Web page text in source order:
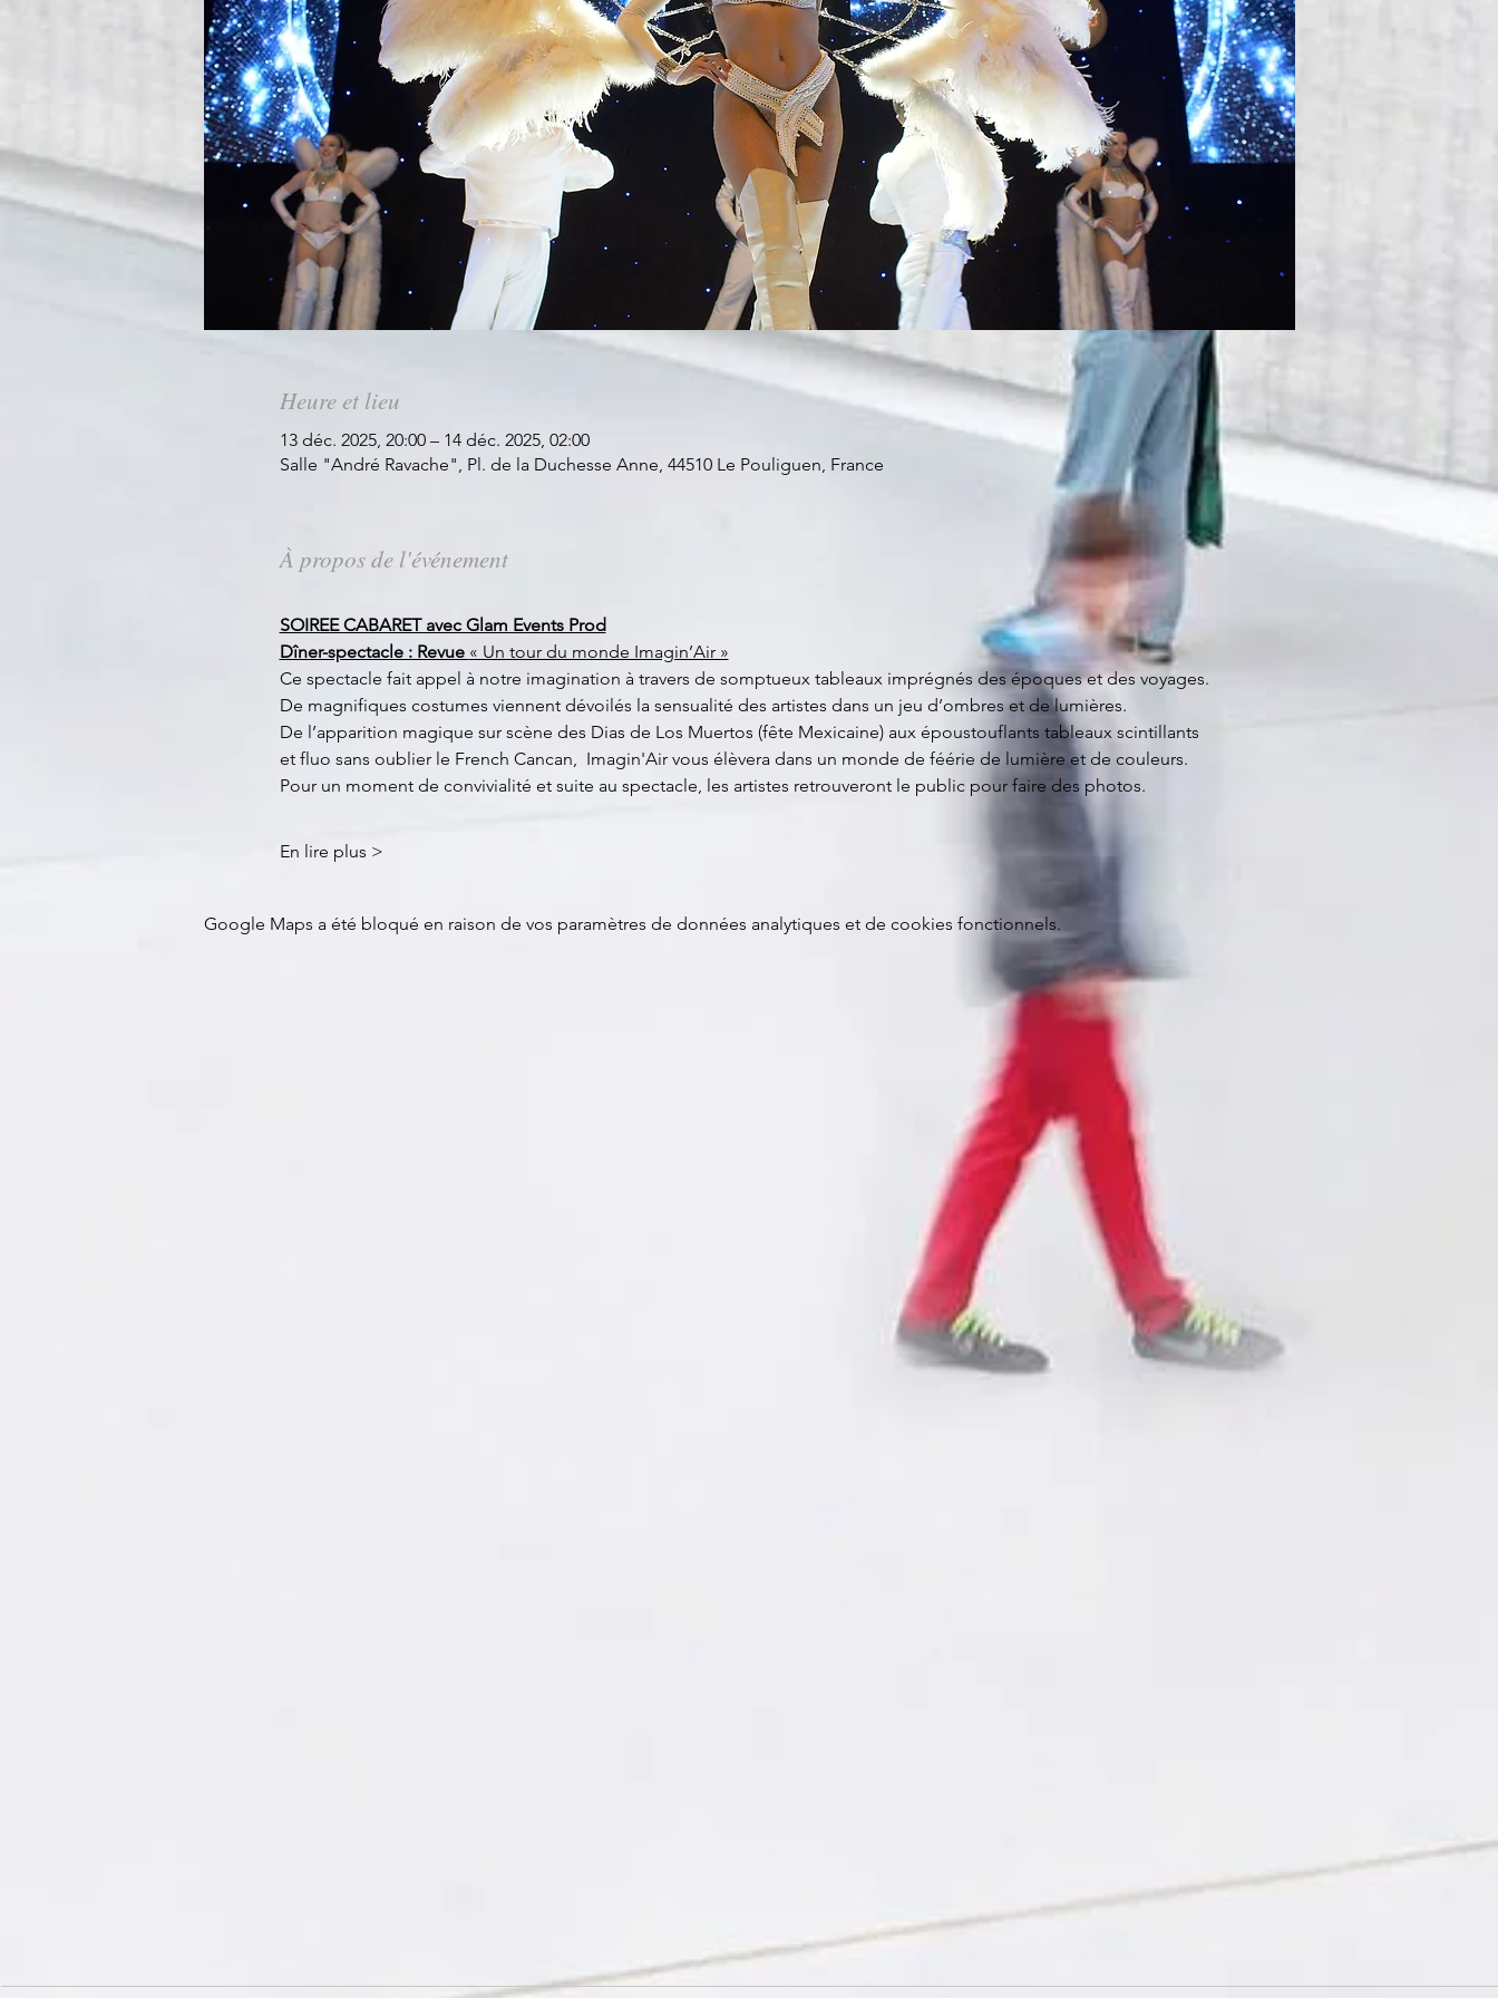
Heure et lieu
13 déc. 2025, 20:00 – 14 déc. 2025, 02:00
Salle "André Ravache", Pl. de la Duchesse Anne, 44510 Le Pouliguen, France
À propos de l'événement
SOIREE CABARET avec Glam Events Prod
Dîner-spectacle : Revue « Un tour du monde Imagin’Air »
Ce spectacle fait appel à notre imagination à travers de somptueux tableaux imprégnés des époques et des voyages.
De magnifiques costumes viennent dévoilés la sensualité des artistes dans un jeu d’ombres et de lumières.
De l’apparition magique sur scène des Dias de Los Muertos (fête Mexicaine) aux époustouflants tableaux scintillants
et fluo sans oublier le French Cancan,  Imagin'Air vous élèvera dans un monde de féérie de lumière et de couleurs.
Pour un moment de convivialité et suite au spectacle, les artistes retrouveront le public pour faire des photos.
En lire plus >
Google Maps a été bloqué en raison de vos paramètres de données analytiques et de cookies fonctionnels.